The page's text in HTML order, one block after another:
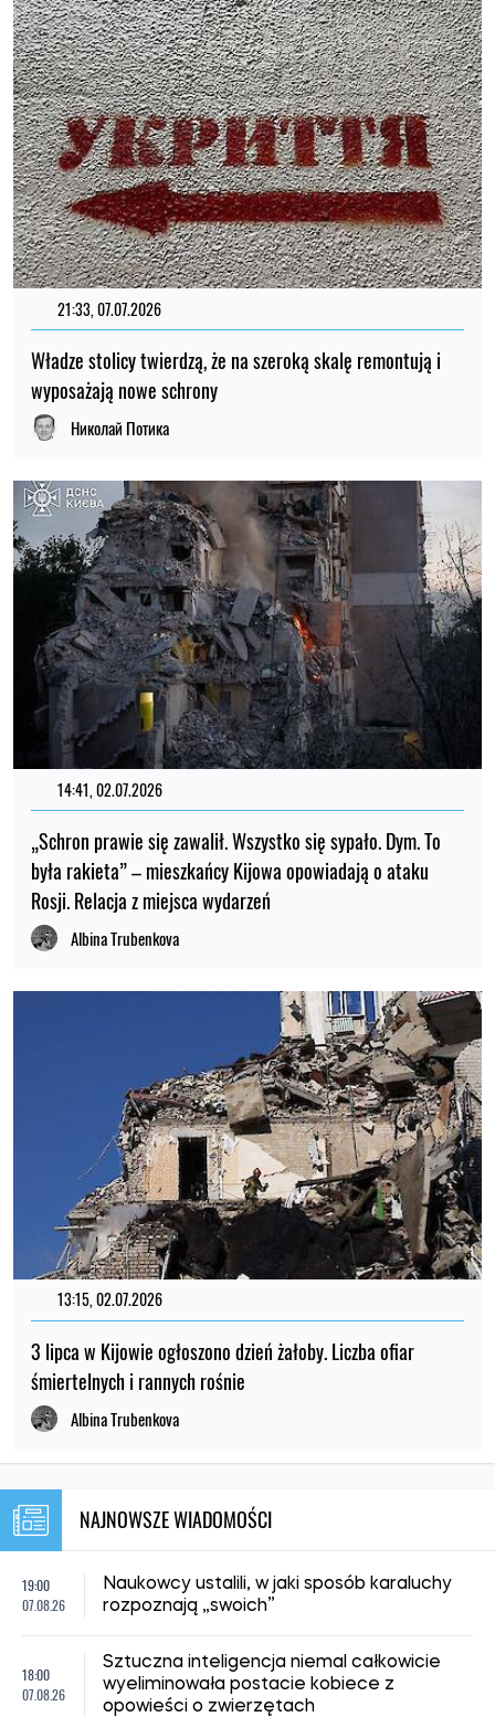
21:33, 07.07.2026
Władze stolicy twierdzą, że na szeroką skalę remontują i
wyposażają nowe schrony
Николай Потика
14:41, 02.07.2026
„Schron prawie się zawalił. Wszystko się sypało. Dym. To
była rakieta” – mieszkańcy Kijowa opowiadają o ataku
Rosji. Relacja z miejsca wydarzeń
Albina Trubenkova
13:15, 02.07.2026
3 lipca w Kijowie ogłoszono dzień żałoby. Liczba ofiar
śmiertelnych i rannych rośnie
Albina Trubenkova
NAJNOWSZE WIADOMOŚCI
19:00
07.08.26
Naukowcy ustalili, w jaki sposób karaluchy
rozpoznają „swoich”
18:00
07.08.26
Sztuczna inteligencja niemal całkowicie
wyeliminowała postacie kobiece z
opowieści o zwierzętach